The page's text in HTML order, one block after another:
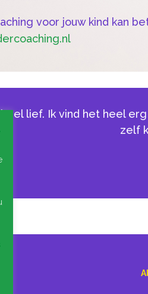
voor jouw kind kan
lief. Ik vind het heel
zelf